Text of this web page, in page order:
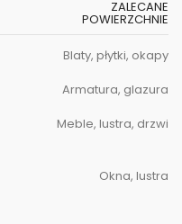
ZALECANE
POWIERZCHNIE
Blaty, płytki, okapy
Armatura, glazura
Meble, lustra, drzwi
Okna, lustra